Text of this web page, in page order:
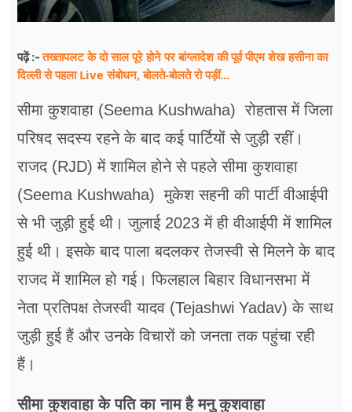
पढ़ें :-तख्तापलट के दो साल पूरे होने पर बांग्लादेश की पूर्व पीएम शेख हसीना का
दिल्ली से पहला Live संबोधन, बोलते-बोलते रो पड़ीं...
सीमा कुशवाहा (Seema Kushwaha) रोहतास में जिला
परिषद सदस्य रहने के बाद कई पार्टियों से जुड़ी रहीं।
राजद (RJD) में शामिल होने से पहले सीमा कुशवाहा
(Seema Kushwaha) मुकेश सहनी की पार्टी वीआईपी
से भी जुड़ी हुई थी। जुलाई 2023 में ही वीआईपी में शामिल
हुई थी। इसके बाद पाला बदलकर तेजस्वी से मिलने के बाद
राजद में शामिल हो गई। फिलहाल बिहार विधानसभा में
नेता प्रतिपक्ष तेजस्वी यादव (Tejashwi Yadav) के साथ
जुड़ी हुई हैं और उनके विचारों को जनता तक पहुंचा रही
हैं।
सीमा कुशवाहा के पति का नाम है मनु कुशवाहा